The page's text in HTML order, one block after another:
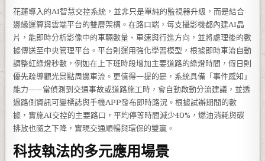
花蓮導入的AI智慧交控系統，並非只是單純的監視器升級，而是結合
邊緣運算與雲端平台的雙層架構。在路口端，每支攝影機都內建AI晶
片，能即時分析影像中的車輛數量、車速與行進方向，並將處理後的數
據傳送至中央管理平台。平台則運用強化學習模型，根據即時車流自動
調整紅綠燈秒數，例如在上下班時段增加主要道路的綠燈時間，假日則
優先疏導觀光景點周邊車流。更值得一提的是，系統具備「事件感知」
能力——當偵測到交通事故或道路施工時，會自動啟動分流建議，並透
過路側資訊可變標誌與手機APP發布即時路況。根據試辦期間的數
據，實施AI交控的主要路口，平均停等時間減少40%，燃油消耗與碳
排放也隨之下降，實現交通順暢與環保的雙贏。
科技執法的多元應用場景